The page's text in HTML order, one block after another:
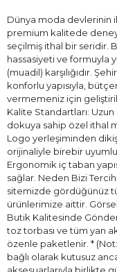
Dünya moda devlerinin
premium kalitede
seçilmiş ithal bir seridir.
hassasiyeti ve formuyla
(muadil) karşılığıdır.
konforlu yapısıyla,
vermemeniz için
Kalite Standartları: Uzun
dokuya sahip özel ithal
Logo yerleşiminden dikiş
orijinaliyle birebir
Ergonomik iç taban
sağlar. Neden Bizi
sitemizde gördüğünüz
ürünlerimize aittir.
Butik Kalitesinde
toz torbası ve tüm yan
özenle paketlenir. *
bağlı olarak kutusuz